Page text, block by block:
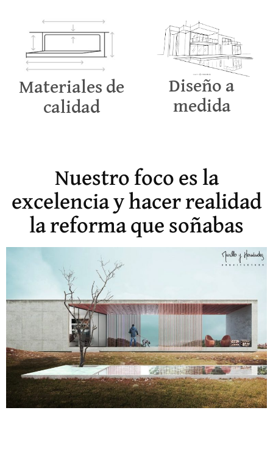
Materiales de
calidad
Diseño a
medida
Nuestro foco es la
excelencia y hacer realidad
la reforma que soñabas